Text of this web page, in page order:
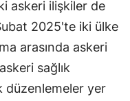
askeri ilişkiler de
2025'te iki ülke
arasında askeri
sağlık
düzenlemeler yer